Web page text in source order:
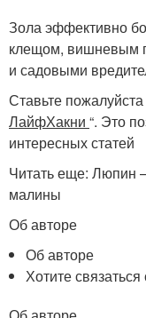
Зола эффективно
клещом, вишневым
и садовыми
Ставьте
ЛайфХакни “. Это
интересных статей
Читать еще: Люпин
малины
Об авторе
Об авторе
Хотите